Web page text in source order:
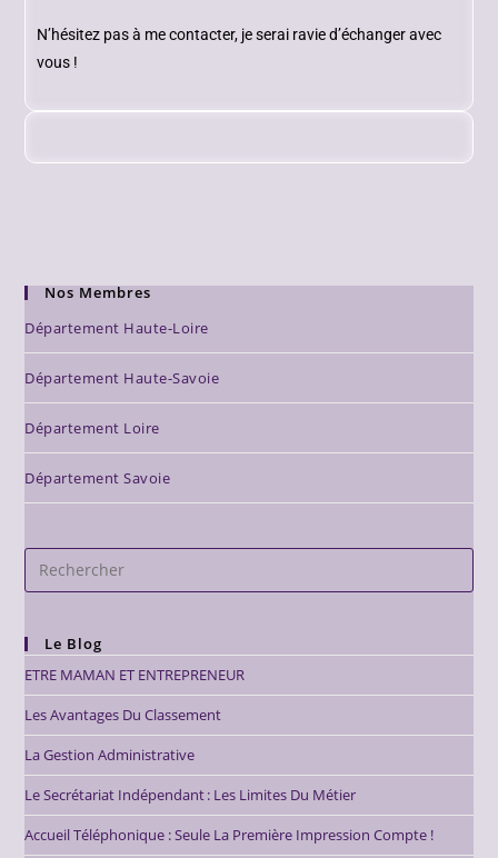
N’hésitez pas à me contacter, je serai ravie d’échanger avec
vous !
Nos Membres
Département Haute-Loire
Département Haute-Savoie
Département Loire
Département Savoie
Le Blog
ETRE MAMAN ET ENTREPRENEUR
Les Avantages Du Classement
La Gestion Administrative
Le Secrétariat Indépendant : Les Limites Du Métier
Accueil Téléphonique : Seule La Première Impression Compte !